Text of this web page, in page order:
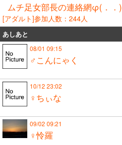
ムチ足女部長の連絡網φ(．．)
[アダルト]参加人数：244人
あしあと
08/01 09:15
♂こんにゃく
10/12 23:02
♀ちぃな
09/02 09:21
♀怜羅